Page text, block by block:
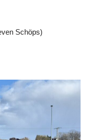
Schöps)